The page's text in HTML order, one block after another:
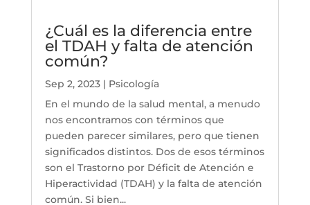
¿Cuál es la diferencia entre
el TDAH y falta de atención
común?
Sep 2, 2023| Psicología
En el mundo de la salud mental, a menudo
nos encontramos con términos que
pueden parecer similares, pero que tienen
significados distintos. Dos de esos términos
son el Trastorno por Déficit de Atención e
Hiperactividad (TDAH) y la falta de atención
común. Si bien...